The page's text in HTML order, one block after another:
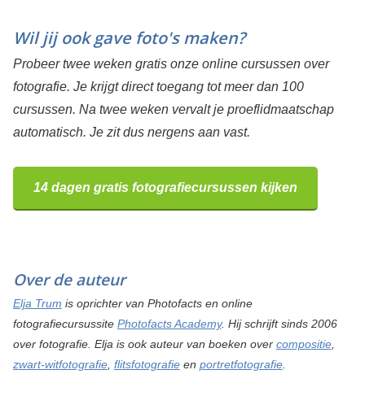
Wil jij ook gave foto's maken?
Probeer twee weken gratis onze online cursussen over
fotografie. Je krijgt direct toegang tot meer dan 100
cursussen. Na twee weken vervalt je proeflidmaatschap
automatisch. Je zit dus nergens aan vast.
14 dagen gratis fotografiecursussen kijken
Over de auteur
Elja Trum is oprichter van Photofacts en online
fotografiecursussite Photofacts Academy. Hij schrijft sinds 2006
over fotografie. Elja is ook auteur van boeken over compositie,
zwart-witfotografie, flitsfotografieen portretfotografie.